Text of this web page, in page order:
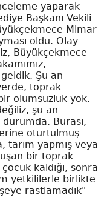
yaparak
Başkanı Vekili
Mimar
oldu. Olay
Büyükçekmece
Şu an
toprak
olumsuzluk yok.
şu an
Burası,
oturtulmuş
tarım yapmış veya
bir toprak
kaldığı, sonra
yetkililerle birlikte
rastlamadık"